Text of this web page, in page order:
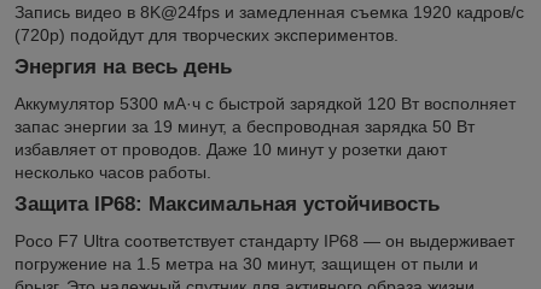
Запись видео в 8K@24fps и замедленная съемка 1920 кадров/с
(720p) подойдут для творческих экспериментов.
Энергия на весь день
Аккумулятор 5300 мА·ч с быстрой зарядкой 120 Вт восполняет
запас энергии за 19 минут, а беспроводная зарядка 50 Вт
избавляет от проводов. Даже 10 минут у розетки дают
несколько часов работы.
Защита IP68: Максимальная устойчивость
Poco F7 Ultra соответствует стандарту IP68 — он выдерживает
погружение на 1.5 метра на 30 минут, защищен от пыли и